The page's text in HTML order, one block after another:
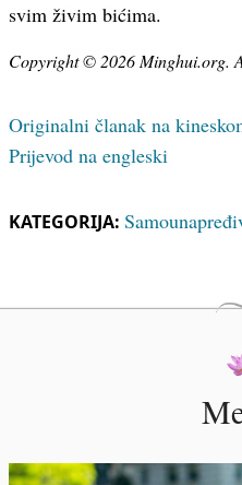
svim živim bićima.
Copyright © 2026 Minghui.org.
Originalni članak na
Prijevod na engleski
KATEGORIJA: